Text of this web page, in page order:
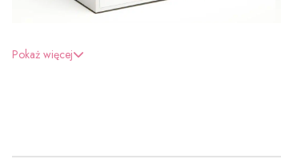
Pokaż więcej